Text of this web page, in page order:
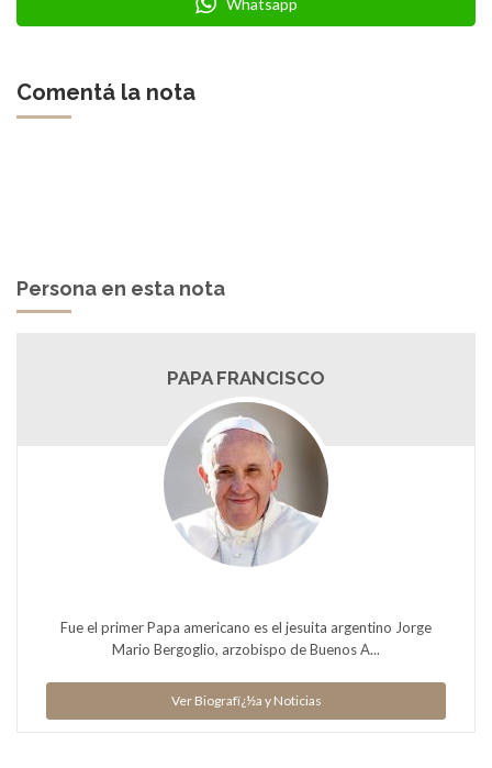
Whatsapp
Comentá la nota
Persona en esta nota
PAPA FRANCISCO
Fue el primer Papa americano es el jesuita argentino Jorge
Mario Bergoglio, arzobispo de Buenos A...
Ver Biografï¿½a y Noticias